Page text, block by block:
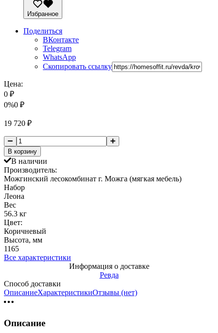
Избранное
Поделиться
ВКонтакте
Telegram
WhatsApp
Скопировать ссылку
Цена:
0 ₽
0%0 ₽
19 720 ₽
В корзину
В наличии
Производитель:
Можгинский лесокомбинат г. Можга (мягкая мебель)
Набор
Леона
Вес
56.3 кг
Цвет:
Коричневый
Высота, мм
1165
Все характеристики
Информация о доставке
Ревда
Способ доставки
ОписаниеХарактеристикиОтзывы (нет)
Описание